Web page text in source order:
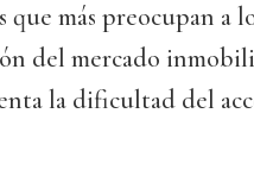
más preocupan a
del mercado
la dificultad del